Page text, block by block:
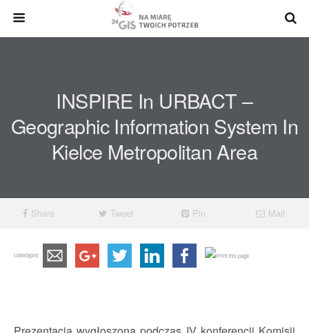
INSPIRE In URBACT –
Geographic Information System In
Kielce Metropolitan Area
Share Tweet Pin Mail
Udostępnij